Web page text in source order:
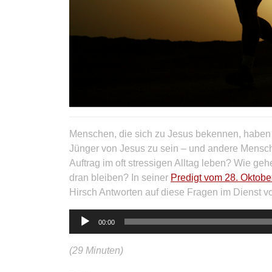
Menschen, die sich zu Jesus bekennen,
Jünger von Jesus zu sein – und andere
Auftrag im oft stressigen Alltag leben? Wie
dran bleiben? In seiner Predigt vom 28.
Hirsch Antworten auf diese Fragen im Dienst
Audio-
00:00
(29 Minuten)